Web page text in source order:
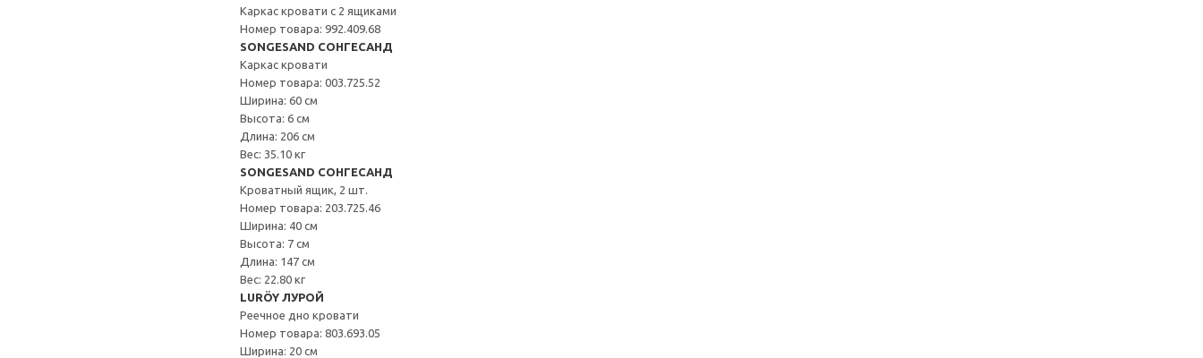
Каркас кровати с 2 ящиками
Номер товара: 992.409.68
SONGESAND СОНГЕСАНД
Каркас кровати
Номер товара: 003.725.52
Ширина: 60 см
Высота: 6 см
Длина: 206 см
Вес: 35.10 кг
SONGESAND СОНГЕСАНД
Кроватный ящик, 2 шт.
Номер товара: 203.725.46
Ширина: 40 см
Высота: 7 см
Длина: 147 см
Вес: 22.80 кг
LURÖY ЛУРОЙ
Реечное дно кровати
Номер товара: 803.693.05
Ширина: 20 см